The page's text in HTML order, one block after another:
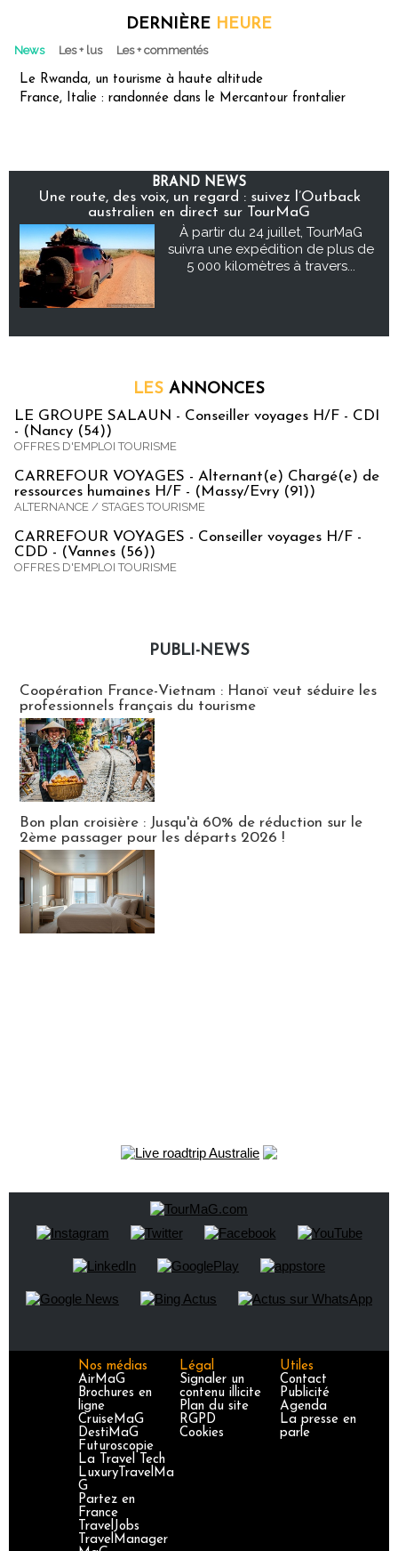
DERNIÈRE HEURE
News Les + lus Les + commentés
Le Rwanda, un tourisme à haute altitude
France, Italie : randonnée dans le Mercantour frontalier
BRAND NEWS
Une route, des voix, un regard : suivez l’Outback
australien en direct sur TourMaG
À partir du 24 juillet, TourMaG
suivra une expédition de plus de
5 000 kilomètres à travers...
LES ANNONCES
LE GROUPE SALAUN - Conseiller voyages H/F - CDI
- (Nancy (54))
OFFRES D'EMPLOI TOURISME
CARREFOUR VOYAGES - Alternant(e) Chargé(e) de
ressources humaines H/F - (Massy/Evry (91))
ALTERNANCE / STAGES TOURISME
CARREFOUR VOYAGES - Conseiller voyages H/F -
CDD - (Vannes (56))
OFFRES D'EMPLOI TOURISME
PUBLI-NEWS
Coopération France-Vietnam : Hanoï veut séduire les
professionnels français du tourisme
Bon plan croisière : Jusqu'à 60% de réduction sur le
2ème passager pour les départs 2026 !
Nos médias
AirMaG
Brochures en
ligne
CruiseMaG
DestiMaG
Futuroscopie
La Travel Tech
LuxuryTravelMa
G
Partez en
France
TravelJobs
TravelManager
Légal
Signaler un
contenu illicite
Plan du site
RGPD
Cookies
Utiles
Contact
Publicité
Agenda
La presse en
parle